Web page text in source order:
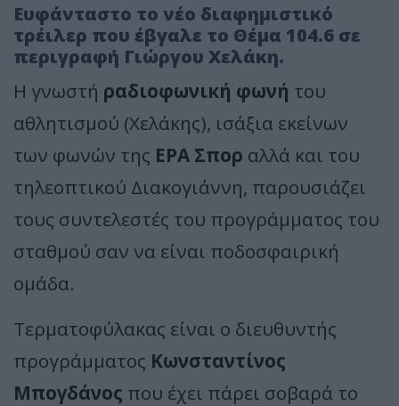
Ευφάνταστο το νέο διαφημιστικό
τρέιλερ που έβγαλε το Θέμα 104.6 σε
περιγραφή Γιώργου Χελάκη.
Η γνωστή ραδιοφωνική φωνή του
αθλητισμού (Χελάκης), ισάξια εκείνων
των φωνών της ΕΡΑ Σπορ αλλά και του
τηλεοπτικού Διακογιάννη, παρουσιάζει
τους συντελεστές του προγράμματος του
σταθμού σαν να είναι ποδοσφαιρική
ομάδα.
Τερματοφύλακας είναι ο διευθυντής
προγράμματος Κωνσταντίνος
Μπογδάνος που έχει πάρει σοβαρά το